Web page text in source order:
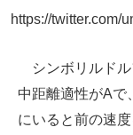
ちょっと気にな
https://twitter.com/
シンボリルドル
中距離適性がAで
にいると前の速